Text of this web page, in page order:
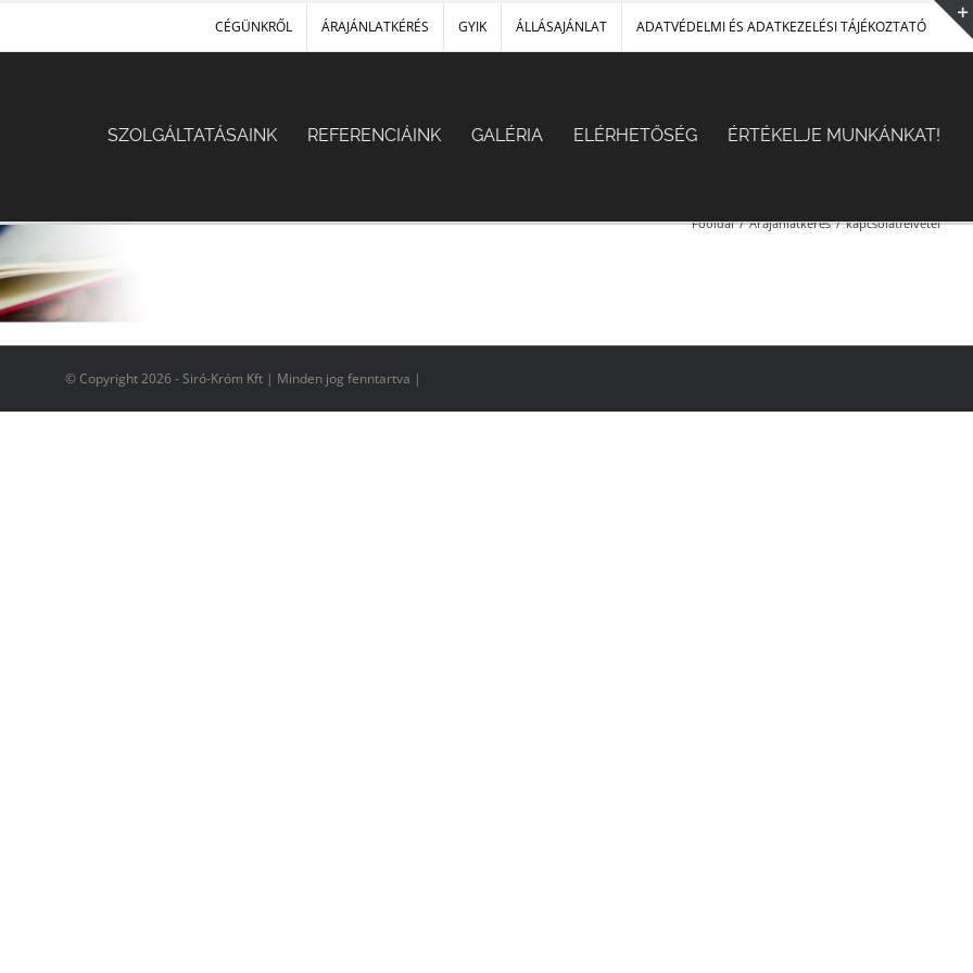
CÉGÜNKRŐL ÁRAJÁNLATKÉRÉS GYIK ÁLLÁSAJÁNLAT ADATVÉDELMI ÉS ADATKEZELÉSI TÁJÉKOZTATÓ
SZOLGÁLTATÁSAINK REFERENCIÁINK GALÉRIA ELÉRHETŐSÉG ÉRTÉKELJE MUNKÁNKAT!
Főoldal / Árajánlatkérés / kapcsolatfelvetel
© Copyright2026 - Siró-Króm Kft | Minden jog fenntartva |